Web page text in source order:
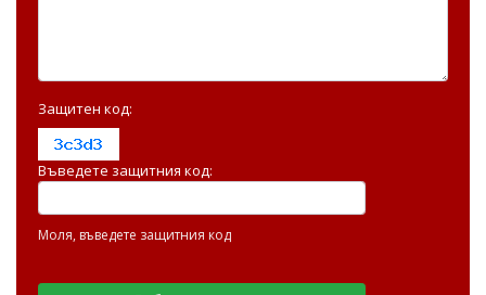
Защитен код:
Въведете защитния код:
Моля, въведете защитния код